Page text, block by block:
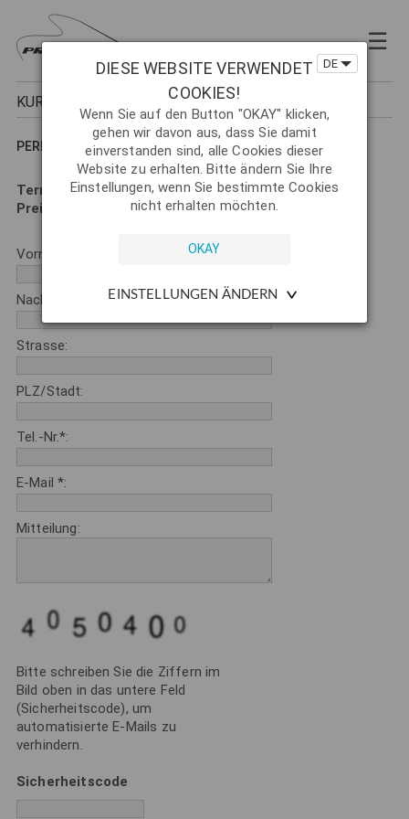
DE
DIESE WEBSITE VERWENDET
COOKIES!
Wenn Sie auf den Button "OKAY" klicken,
gehen wir davon aus, dass Sie damit
einverstanden sind, alle Cookies dieser
Website zu erhalten. Bitte ändern Sie Ihre
Einstellungen, wenn Sie bestimmte Cookies
nicht erhalten möchten.
EINSTELLUNGEN ÄNDERN
×
KURSE
Termine
Anfängerkurse
Perfektionskurse
Hechtkurse
Zweihandkurse
Guiding
News
Reisen & Events
Guides
☰
KURSANMELDUNG
PERFEKTIONSKURS - ALM - VORCHDORF
Termin:
April 2027
Preis :
Vorname *:
Nachname *:
Strasse:
PLZ/Stadt:
Tel.-Nr.*:
E-Mail *:
Mitteilung:
Bitte schreiben Sie die Ziffern im
Bild oben in das untere Feld
(Sicherheitscode), um
automatisierte E-Mails zu
verhindern.
Sicherheitscode